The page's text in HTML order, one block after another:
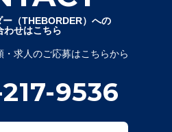
（THEBORDER）への
わせはこちら
・求人のご応募はこちらから
9536